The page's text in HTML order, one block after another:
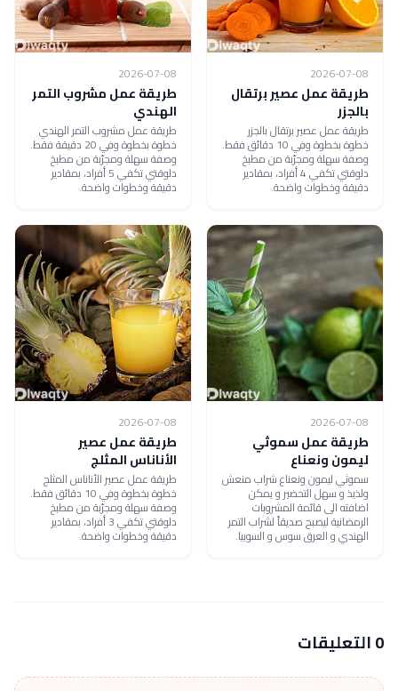
2026-07-08
طريقة عمل عصير برتقال
بالجزر
طريقة عمل عصير برتقال بالجزر
خطوة بخطوة وفي 10 دقائق فقط.
وصفة سهلة ومجرّبة من مطبخ
دلوقتي تكفي 4 أفراد، بمقادير
دقيقة وخطوات واضحة.
2026-07-08
طريقة عمل مشروب التمر
الهندي
طريقة عمل مشروب التمر الهندي
خطوة بخطوة وفي 20 دقيقة فقط.
وصفة سهلة ومجرّبة من مطبخ
دلوقتي تكفي 5 أفراد، بمقادير
دقيقة وخطوات واضحة.
2026-07-08
طريقة عمل سموثي
ليمون ونعناع
سموثي ليمون ونعناع شراب منعش
ولذيذ و سهل التحضير و يمكن
اضافته الى قائمة المشروبات
الرمضانية ليصبح صديقاً لشراب التمر
الهندي و العرق سوس و السوبيا.
2026-07-08
طريقة عمل عصير
الأناناس المثلج
طريقة عمل عصير الأناناس المثلج
خطوة بخطوة وفي 10 دقائق فقط.
وصفة سهلة ومجرّبة من مطبخ
دلوقتي تكفي 3 أفراد، بمقادير
دقيقة وخطوات واضحة.
0 التعليقات